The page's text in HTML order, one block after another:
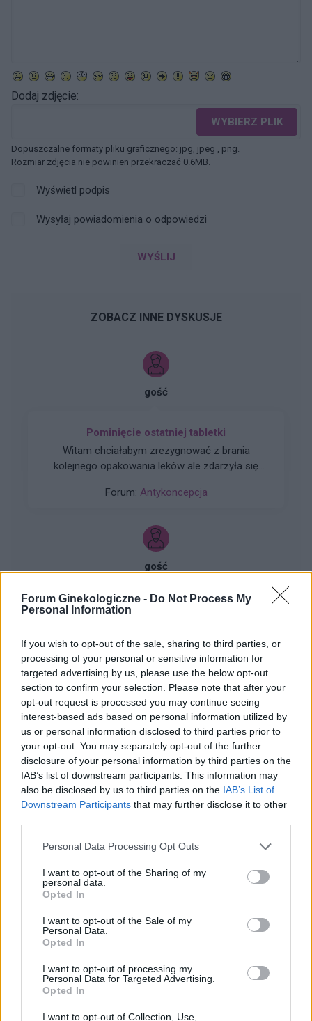
Forum Ginekologiczne - Do Not Process My
Personal Information
If you wish to opt-out of the sale, sharing to third parties, or
processing of your personal or sensitive information for
targeted advertising by us, please use the below opt-out
section to confirm your selection. Please note that after your
opt-out request is processed you may continue seeing
interest-based ads based on personal information utilized by
us or personal information disclosed to third parties prior to
your opt-out. You may separately opt-out of the further
disclosure of your personal information by third parties on the
IAB’s list of downstream participants. This information may
also be disclosed by us to third parties on the IAB’s List of
Downstream Participants that may further disclose it to other
Personal Data Processing Opt Outs
I want to opt-out of the Sharing of my
personal data.
Opted In
I want to opt-out of the Sale of my
Personal Data.
Opted In
I want to opt-out of processing my
Personal Data for Targeted Advertising.
Opted In
I want to opt-out of Collection, Use,
Dodaj zdjęcie:
WYBIERZ PLIK
Dopuszczalne formaty pliku graficznego: jpg, jpeg , png.
Rozmiar zdjęcia nie powinien przekraczać 0.6MB.
Wyświetl podpis
Wysyłaj powiadomienia o odpowiedzi
WYŚLIJ
ZOBACZ INNE DYSKUSJE
gość
Pominięcie ostatniej tabletki
Witam chciałabym zrezygnować z brania
kolejnego opakowania leków ale zdarzyła się
z bistra w tym czasie było zbliżenie tabletkę
poprzednie zbliżenie było jakieś 10 dni temu i nie
palnuję już zbliżeń w czasie 7 dniowej przerwy
opakowanie abym była chroniona ?
Forum: Antykoncepcja
gość
wsteczną 120cm /s 1 trymestr czy to cos
groznego
Forum: Ciąża - czy to możliwe? Wszystko o...
gość
Czy moge byc w ciazy?
Dzien dobry stosuje tabletki antykoncepcyjne w
bralam..stosunek byl do konca... wiem powinnam
stalo...mam jakies dziwne objawy zrobilam test...
Forum:Ciąża - czy to możliwe? Wszystko o...
gość
Wczoraj po raz pierwszy zaaplikowałam krążek
Nuvaring i krwawienie miesiączkowe ustało. Czy
Forum:Antykoncepcja